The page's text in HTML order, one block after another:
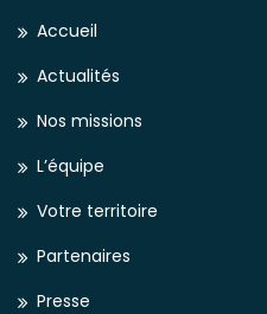
Accueil
Actualités
Nos missions
L’équipe
Votre territoire
Partenaires
Presse